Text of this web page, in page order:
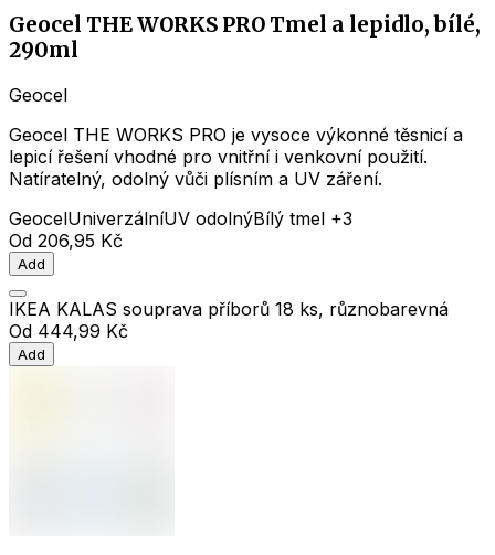
Geocel THE WORKS PRO Tmel a lepidlo, bílé,
290ml
Geocel
Geocel THE WORKS PRO je vysoce výkonné těsnicí a
lepicí řešení vhodné pro vnitřní i venkovní použití.
Natíratelný, odolný vůči plísním a UV záření.
GeocelUniverzálníUV odolnýBílý tmel +3
Od 206,95 Kč
Add
IKEA KALAS souprava příborů 18 ks, různobarevná
Od 444,99 Kč
Add